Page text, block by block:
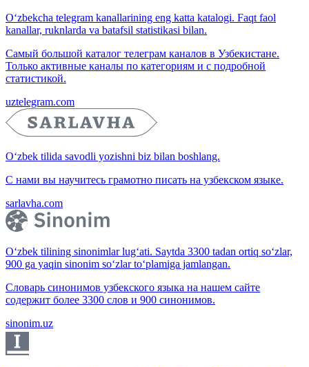
O‘zbekcha telegram kanallarining eng katta katalogi. Faqt faol
kanallar, ruknlarda va batafsil statistikasi bilan.
Самый большой каталог телеграм каналов в Узбекистане.
Только активные каналы по категориям и с подробной
статистикой.
uztelegram.com
O‘zbek tilida savodli yozishni biz bilan boshlang.
С нами вы научитесь грамотно писать на узбекском языке.
sarlavha.com
O‘zbek tilining sinonimlar lug‘ati. Saytda 3300 tadan ortiq so‘zlar,
900 ga yaqin sinonim so‘zlar to‘plamiga jamlangan.
Словарь синонимов узбекского языка на нашем сайте
содержит более 3300 слов и 900 синонимов.
sinonim.uz